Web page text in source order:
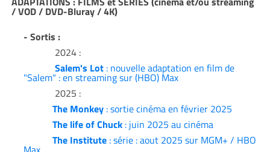
/ VOD / DVD-Bluray / 4K)
- Sortis :
2024 :
Salem's Lot : nouvelle adaptation en film de
"Salem" : en streaming sur (HBO) Max
2025 :
The Monkey : sortie cinéma en février 2025
The life of Chuck : juin 2025 au cinéma
The Institute: série : aout 2025 sur MGM+ / HBO